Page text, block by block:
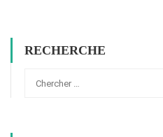
RECHERCHE